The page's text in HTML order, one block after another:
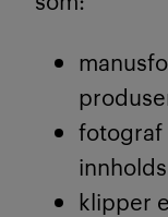
fotograf
klipper